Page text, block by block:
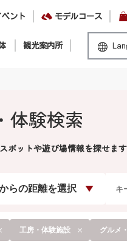
ント モデルコース
観光案内所
体験検索
ポットや遊び場情報を探せま
らの距離を選択
工房・体験施設 グルメ